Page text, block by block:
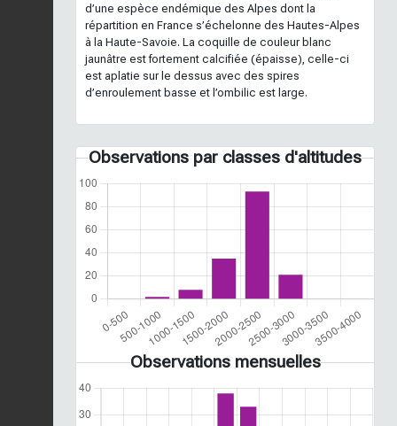
d’une espèce endémique des Alpes dont la
répartition en France s’échelonne des Hautes-Alpes
à la Haute-Savoie. La coquille de couleur blanc
jaunâtre est fortement calcifiée (épaisse), celle-ci
est aplatie sur le dessus avec des spires
d’enroulement basse et l’ombilic est large.
Observations par classes d'altitudes
Observations mensuelles